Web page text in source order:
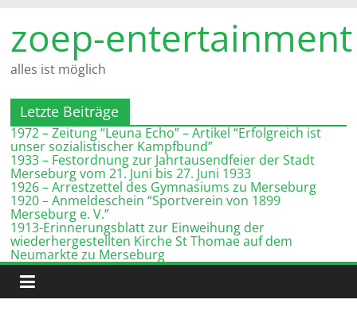
Inhalt
springen
zoep-entertainment
alles ist möglich
Letzte Beiträge
1972 – Zeitung “Leuna Echo” – Artikel “Erfolgreich ist
unser sozialistischer Kampfbund”
1933 – Festordnung zur Jahrtausendfeier der Stadt
Merseburg vom 21. Juni bis 27. Juni 1933
1926 – Arrestzettel des Gymnasiums zu Merseburg
1920 – Anmeldeschein “Sportverein von 1899
Merseburg e. V.”
1913-Erinnerungsblatt zur Einweihung der
wiederhergestellten Kirche St Thomae auf dem
Neumarkte zu Merseburg